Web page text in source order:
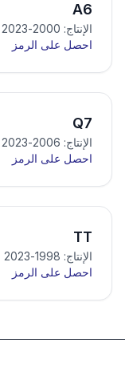
A6
الإنتاج: 2000-2023
احصل على الرمز
Q7
الإنتاج: 2006-2023
احصل على الرمز
TT
الإنتاج: 1998-2023
احصل على الرمز